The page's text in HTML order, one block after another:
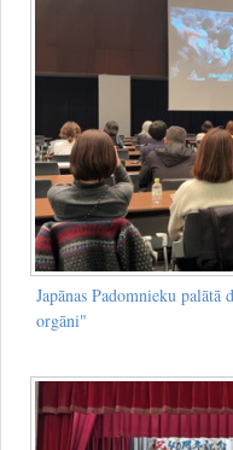
Japānas Padomnieku
orgāni"